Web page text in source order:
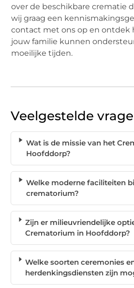
over de beschikbare crematie
wij graag een
contact met ons op en ontdek
jouw familie kunnen
moeilijke tijden.
Veelgestelde
Wat is de missie van het
Hoofddorp?
Welke moderne faciliteiten
crematorium?
Zijn er milieuvriendelijke
Crematorium in Hoofddorp?
Welke soorten ceremonies
herdenkingsdiensten zijn